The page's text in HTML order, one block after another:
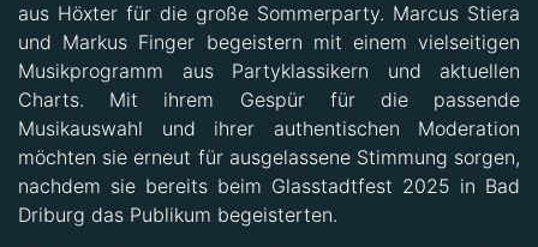
aus Höxter für die große Sommerparty. Marcus Stiera
und Markus Finger begeistern mit einem vielseitigen
Musikprogramm aus Partyklassikern und aktuellen
Charts. Mit ihrem Gespür für die passende
Musikauswahl und ihrer authentischen Moderation
möchten sie erneut für ausgelassene Stimmung sorgen,
nachdem sie bereits beim Glasstadtfest 2025 in Bad
Driburg das Publikum begeisterten.